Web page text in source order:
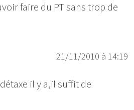
faire du PT sans trop de
21/11/2010 à 14:19
il y a,il suffit de